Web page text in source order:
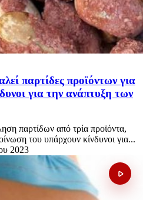
παρτίδες προϊόντων για
για την ανάπτυξη των
παρτίδων από τρία προϊόντα,
του υπάρχουν κίνδυνοι για...
2023